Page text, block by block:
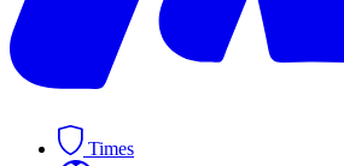
Times